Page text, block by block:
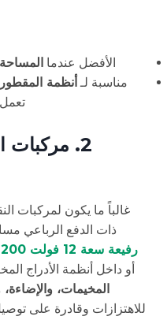
الأفضل عندما
مناسبة لـ أنظمة
2. مركبات
غالباً ما يكون لمركبات
ذات الدفع الرباعي
رفيعة سعة 12 فولت 200 أمبير
أو داخل أنظمة الأدراج
المخيمات،
للاهتزازات وقادرة على